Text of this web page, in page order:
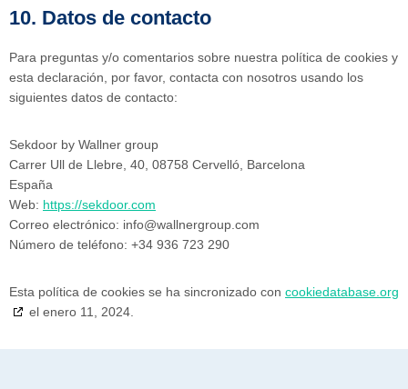
10. Datos de contacto
Para preguntas y/o comentarios sobre nuestra política de cookies y
esta declaración, por favor, contacta con nosotros usando los
siguientes datos de contacto:
Sekdoor by Wallner group
Carrer Ull de Llebre, 40, 08758 Cervelló, Barcelona
España
Web: https://sekdoor.com
Correo electrónico: info@wallnergroup.com
Número de teléfono: +34 936 723 290
Esta política de cookies se ha sincronizado con cookiedatabase.org
el enero 11, 2024.